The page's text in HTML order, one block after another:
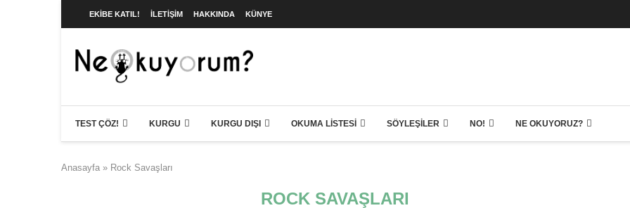
EKIBE KATIL! İLETIŞIM HAKKINDA KÜNYE
TEST ÇÖZ! KURGU KURGU DIŞI OKUMA LISTESI SÖYLEŞILER NO! NE OKUYORUZ?
Anasayfa » Rock Savaşları
ROCK SAVAŞLARI